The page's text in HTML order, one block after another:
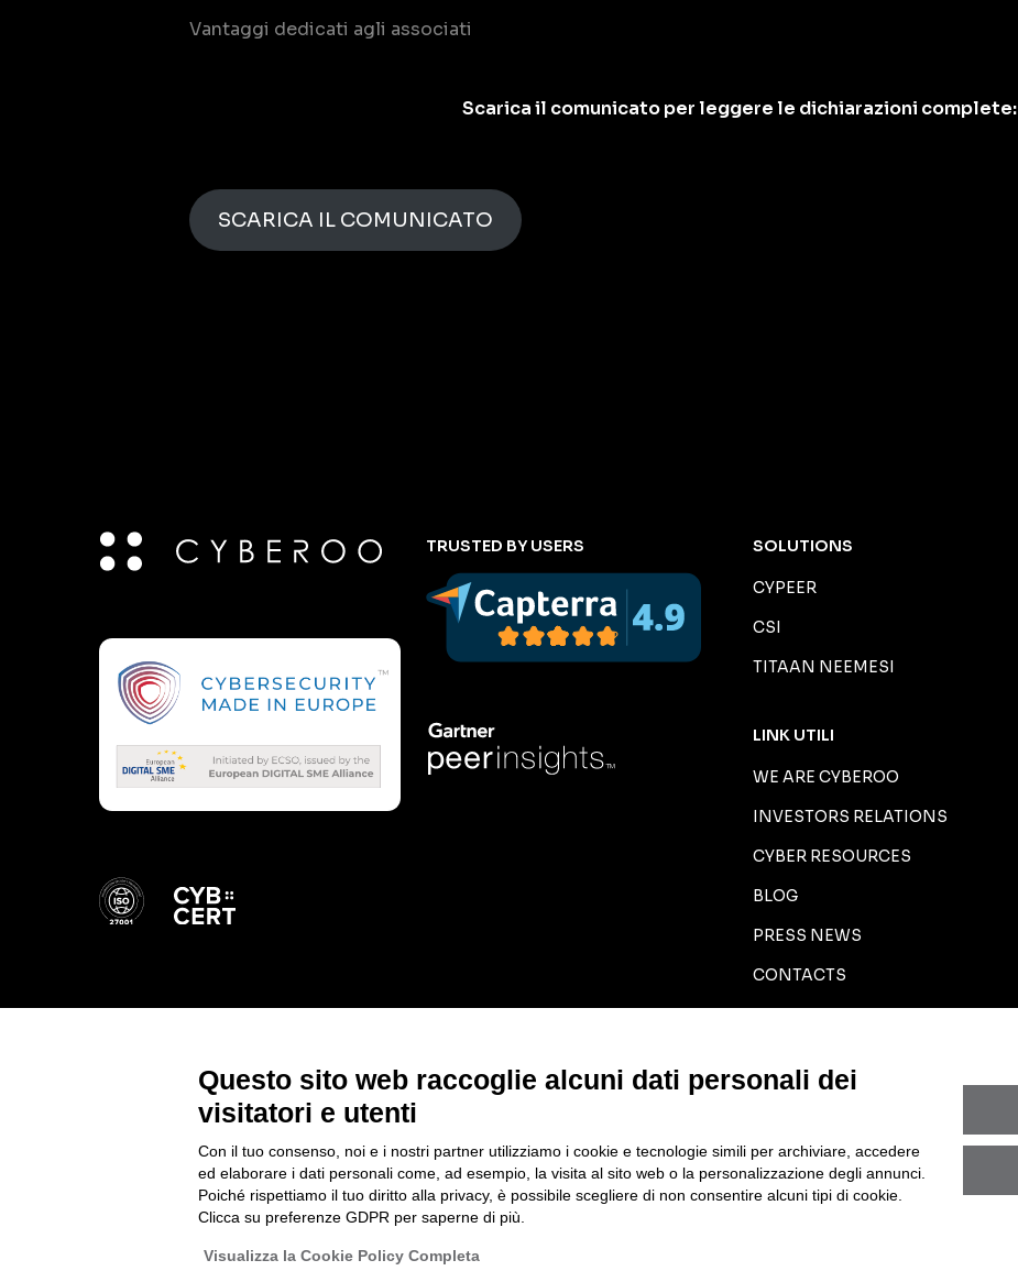
Vantaggi dedicati agli associati
Scarica il comunicato per leggere le dichiarazioni complete:
SCARICA IL COMUNICATO
TRUSTED BY USERS SOLUTIONS
CYPEER
CSI
TITAAN NEEMESI
LINK UTILI
WE ARE CYBEROO
INVESTORS RELATIONS
CYBER RESOURCES
BLOG
PRESS NEWS
CONTACTS
MODIFICA PREFERENZE GDPR
© 2026 Cyberoo.
Sede Legale: via Brigata Reggio, 37 – 42124 Reggio Emilia (RE) – PEC amministrazione@pec.cyberoo.com
Privacy Policy-Registro Nazionale degli Aiuti di Stato
Questo sito web raccoglie alcuni dati personali dei
visitatori e utenti
Con il tuo consenso, noi e i nostri partner utilizziamo i cookie e tecnologie simili per archiviare, accedere
ed elaborare i dati personali come, ad esempio, la visita al sito web o la personalizzazione degli annunci.
Poiché rispettiamo il tuo diritto alla privacy, è possibile scegliere di non consentire alcuni tipi di cookie.
Clicca su preferenze GDPR per saperne di più.
Visualizza la Cookie Policy Completa